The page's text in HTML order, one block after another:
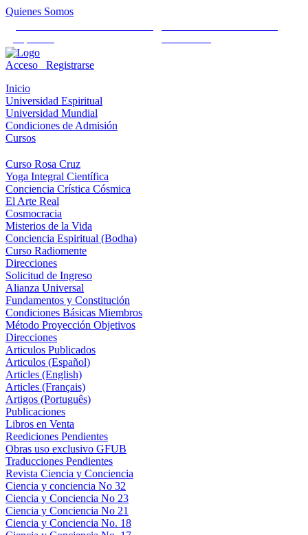
Quienes Somos
Acceso
Registrarse
Inicio
Universidad Espiritual
Universidad Mundial
Condiciones de Admisión
Cursos
Curso Rosa Cruz
Yoga Integral Científica
Conciencia Crística Cósmica
El Arte Real
Cosmocracia
Misterios de la Vida
Conciencia Espiritual (Bodha)
Curso Radiomente
Direcciones
Solicitud de Ingreso
Alianza Universal
Fundamentos y Constitución
Condiciones Básicas Miembros
Método Proyección Objetivos
Direcciones
Articulos Publicados
Articulos (Español)
Articles (English)
Articles (Français)
Artigos (Português)
Publicaciones
Libros en Venta
Reediciones Pendientes
Obras uso exclusivo GFUB
Traducciones Pendientes
Revista Ciencia y Conciencia
Ciencia y conciencia No 32
Ciencia y Conciencia No 23
Ciencia y Conciencia No 21
Ciencia y Conciencia No. 18